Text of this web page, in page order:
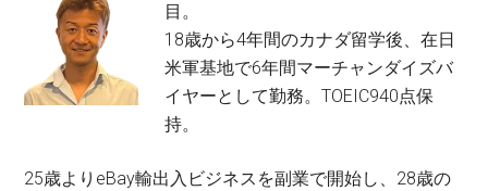
目。
18歳から4年間のカナダ留学後、在日
米軍基地で6年間マーチャンダイズバ
イヤーとして勤務。TOEIC940点保
持。
25歳よりeBay輸出入ビジネスを副業で開始し、28歳の